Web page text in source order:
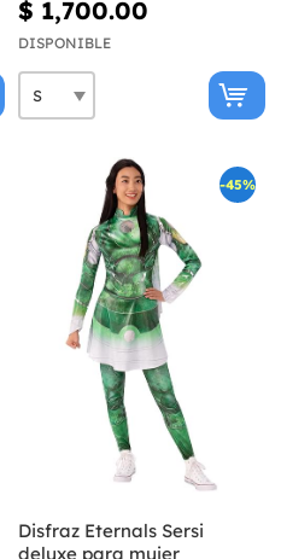
$ 1,700.00
DISPONIBLE
-45%
Disfraz Eternals Sersi
deluxe para mujer